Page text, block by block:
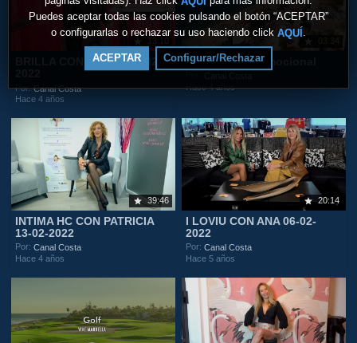
Puedes aceptar todas las cookies pulsando el botón “ACEPTAR”
o configurarlas o rechazar su uso haciendo click AQUÍ .
ACEPTAR Configurar/Rechazar
BRILLA CON LAURA 20-02-
Por:Canal Costa
Hace 4 años
Fuengirola Promocional
Hace 4 años
39:46
INTIMA HC CON PATRICIA
13-02-2022
Por:Canal Costa
Hace 4 años
20:14
I LOVIU CON ANA 06-02-
2022
Por:Canal Costa
Hace 5 años